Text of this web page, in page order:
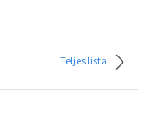
Teljes lista